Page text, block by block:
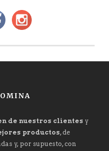
de nuestros clientes y
productos, de
y, por supuesto, con